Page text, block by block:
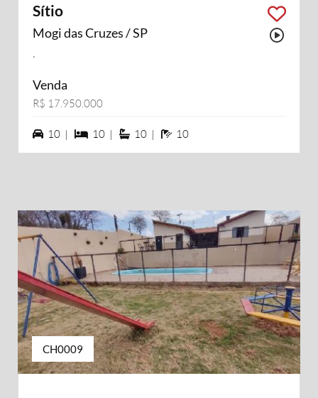
Sítio
Mogi das Cruzes / SP
.
Venda
R$ 17.950.000
10 vagas na garagem
10 | 10 dormiórios
10 | 10 suítes
10 | 10 banheiros
10
CH0009